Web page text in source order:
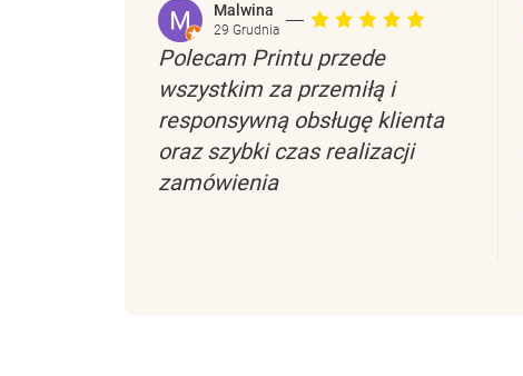
Malwina
29 Grudnia
Polecam Printu przede
wszystkim za przemiłą i
responsywną obsługę klienta
oraz szybki czas realizacji
zamówienia